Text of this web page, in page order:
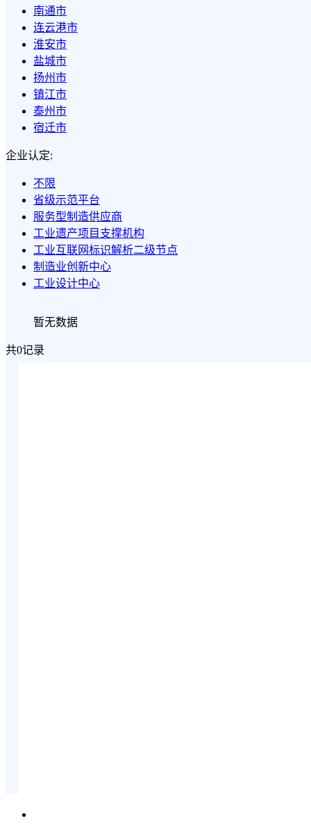
南通市
连云港市
淮安市
盐城市
扬州市
镇江市
泰州市
宿迁市
企业认定:
不限
省级示范平台
服务型制造供应商
工业遗产项目支撑机构
工业互联网标识解析二级节点
制造业创新中心
工业设计中心
暂无数据
共0记录